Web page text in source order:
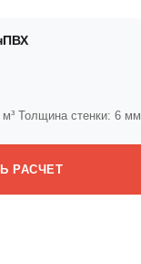
Толщина стенки: 6 мм
РАСЧЕТ